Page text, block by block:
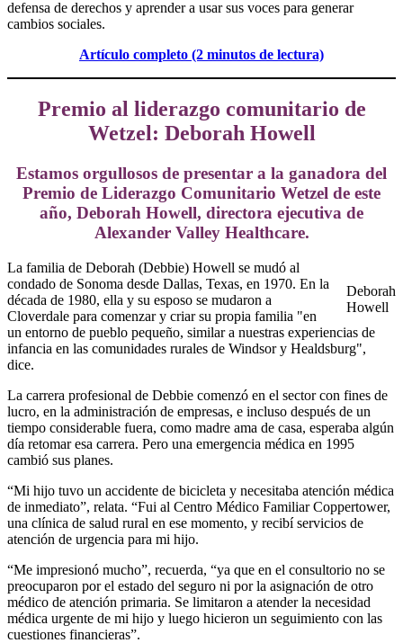
defensa de derechos y aprender a usar sus voces para generar
cambios sociales.
Artículo completo (2 minutos de lectura)
Premio al liderazgo comunitario de
Wetzel: Deborah Howell
Estamos orgullosos de presentar a la ganadora del
Premio de Liderazgo Comunitario Wetzel de este
año, Deborah Howell, directora ejecutiva de
Alexander Valley Healthcare.
Deborah
Howell
La familia de Deborah (Debbie) Howell se mudó al
condado de Sonoma desde Dallas, Texas, en 1970. En la
década de 1980, ella y su esposo se mudaron a
Cloverdale para comenzar y criar su propia familia "en
un entorno de pueblo pequeño, similar a nuestras experiencias de
infancia en las comunidades rurales de Windsor y Healdsburg",
dice.
La carrera profesional de Debbie comenzó en el sector con fines de
lucro, en la administración de empresas, e incluso después de un
tiempo considerable fuera, como madre ama de casa, esperaba algún
día retomar esa carrera. Pero una emergencia médica en 1995
cambió sus planes.
“Mi hijo tuvo un accidente de bicicleta y necesitaba atención médica
de inmediato”, relata. “Fui al Centro Médico Familiar Coppertower,
una clínica de salud rural en ese momento, y recibí servicios de
atención de urgencia para mi hijo.
“Me impresionó mucho”, recuerda, “ya que en el consultorio no se
preocuparon por el estado del seguro ni por la asignación de otro
médico de atención primaria. Se limitaron a atender la necesidad
médica urgente de mi hijo y luego hicieron un seguimiento con las
cuestiones financieras”.